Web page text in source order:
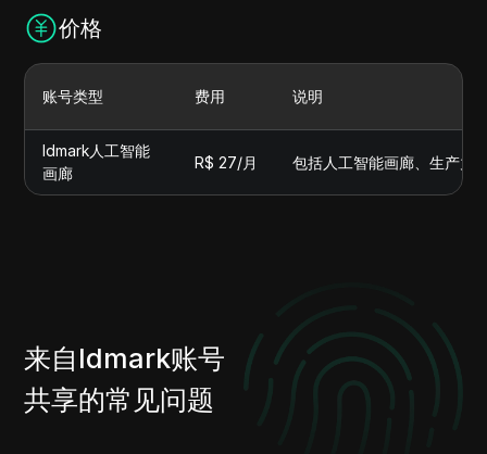
价格
账号类型 费用 说明
Idmark人工智能
画廊
R$ 27/月 包括人工智能画廊、生产力
来自Idmark账号
共享的常见问题